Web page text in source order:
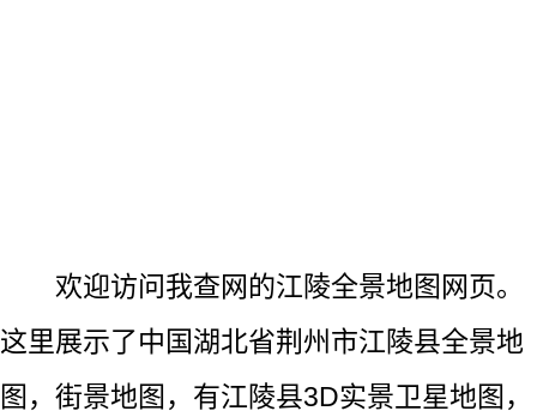
欢迎访问我查网的江陵全景地图网页。
这里展示了中国湖北省荆州市江陵县全景地
图，街景地图，有江陵县3D实景卫星地图，